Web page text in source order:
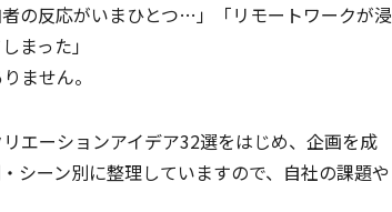
の反応がいまひとつ…」「リモートワークが浸
まった」
ません。
エーションアイデア32選をはじめ、企画を成
シーン別に整理していますので、自社の課題や